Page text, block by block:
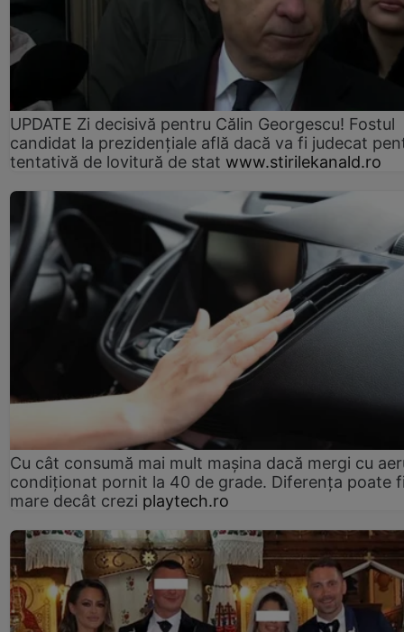
UPDATE Zi decisivă pentru Călin Georgescu! Fostul
candidat la prezidențiale află dacă va fi judecat
tentativă de lovitură de stat www.stirilekanald.ro
Cu cât consumă mai mult mașina dacă mergi cu
condiționat pornit la 40 de grade. Diferența poate
mare decât crezi playtech.ro